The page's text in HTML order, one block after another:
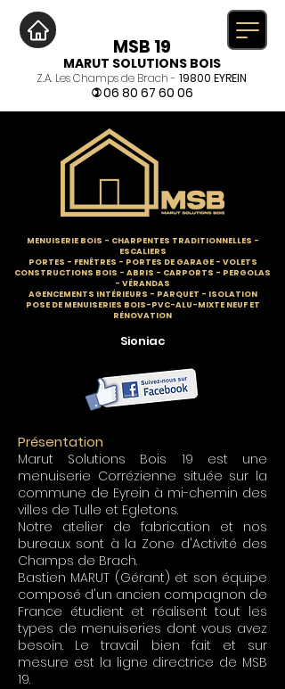
MSB 19
MARUT SOLUTIONS BOIS
Z.A. Les Champs de Brach - 19800 EYREIN
)06 80 67 60 06
MENUISERIE BOIS - CHARPENTES TRADITIONNELLES -
ESCALIERS
PORTES - FENÊTRES - PORTES DE GARAGE - VOLETS
CONSTRUCTIONS BOIS - ABRIS - CARPORTS - PERGOLAS
- VÉRANDAS
AGENCEMENTS INTÉRIEURS - PARQUET - ISOLATION
POSE DE MENUISERIES BOIS-PVC-ALU-MIXTE NEUF ET
RÉNOVATION
Sioniac
Présentation
Marut Solutions Bois 19 est une
menuiserie Corrézienne située sur la
commune de Eyrein à mi-chemin des
villes de Tulle et Egletons.
Notre atelier de fabrication et nos
bureaux sont à la Zone d'Activité des
Champs de Brach.
Bastien MARUT (Gérant) et son équipe
composé d'un ancien compagnon de
France étudient et réalisent tout les
types de menuiseries dont vous avez
besoin. Le travail bien fait et sur
mesure est la ligne directrice de MSB
19.